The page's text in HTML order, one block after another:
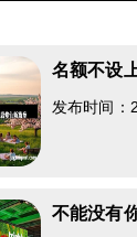
名额不设
发布时间
不能没有